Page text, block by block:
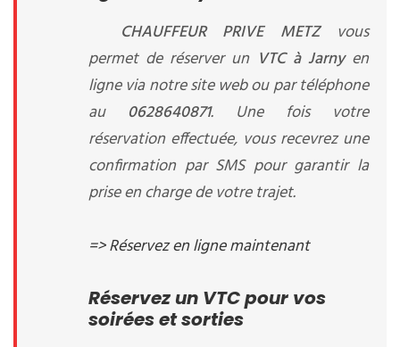
CHAUFFEUR PRIVE METZ vous
permet de réserver un VTC à Jarnyen
ligne via notre site web ou par téléphone
au 0628640871. Une fois votre
réservation effectuée, vous recevrez une
confirmation par SMS pour garantir la
prise en charge de votre trajet.
=> Réservez en ligne maintenant
Réservez un VTC pour vos
soirées et sorties